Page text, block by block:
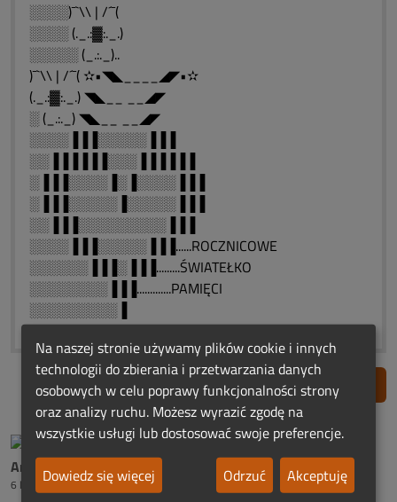
░░░░)¯`\\ | /´¯(
░░░░ (._.:▓:._.)
░░░░░ (_.:._)..
)¯`\\ | /´¯( ✫•◥◣____◢◤•✫
(._.:▓:._.) ◥◣__ __◢◤
░ (_.:._) ◥◣__ __◢◤
░░░░▐▐▐░░░░░▐▐▐
░░▐▐▐▐▐▐░░░▐▐▐▐▐▐
░▐▐▐░░░░▐░▐░░░░▐▐▐
░▐▐▐░░░░░▐░░░░░▐▐▐
░░▐▐▐░░░░░░░░░▐▐▐
░░░░▐▐▐░░░░░▐▐▐......ROCZNICOWE
░░░░░░▐▐▐░▐▐▐.........ŚWIATEŁKO
░░░░░░░░▐▐▐.............PAMIĘCI
░░░░░░░░░▐
Zgłoś nadużycie
Anonimowy
6 lat temu
Na naszej stronie używamy plików cookie i innych
technologii do zbierania i przetwarzania danych
osobowych w celu poprawy funkcjonalności strony
oraz analizy ruchu. Możesz wyrazić zgodę na
wszystkie usługi lub dostosować swoje preferencje.
Dowiedz się więcej
Odrzuć Akceptuję